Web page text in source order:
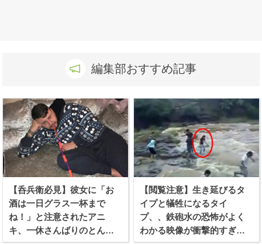
編集部おすすめ記事
【呑兵衛必見】彼女に「お
酒は一日グラス一杯まで
ね！」と注意されたアニ
キ、一休さんばりのとんち
【閲覧注意】生き延びるタ
イプと犠牲になるタイ
プ、、鉄砲水の恐怖がよく
わかる映像が衝撃的すぎ